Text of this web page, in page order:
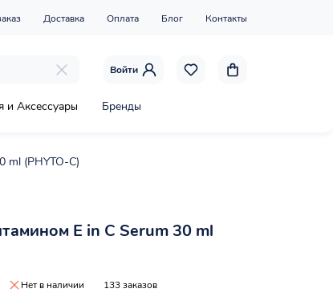
Доставка Оплата Блог Контакты
Войти
и Аксессуары Бренды
ml (PHYTO-C)
E in C Serum 30 ml
Нет в наличии 133 заказов